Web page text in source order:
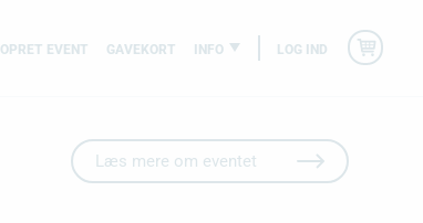
OPRET EVENT GAVEKORT INFO LOG IND
Læs mere om eventet